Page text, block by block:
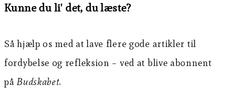
Kunne du li' det, du læste?
Så hjælp os med at lave flere gode artikler til
fordybelse og refleksion – ved at blive abonnent
påBudskabet.